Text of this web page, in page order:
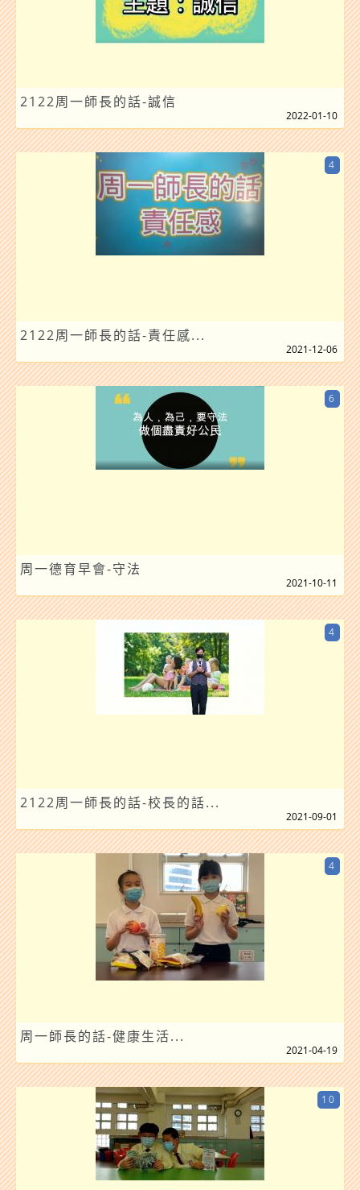
2122周一師長的話-誠信
2022-01-10
2122周一師長的話-責任感...
4
2021-12-06
周一德育早會-守法
6
2021-10-11
2122周一師長的話-校長的話...
4
2021-09-01
周一師長的話-健康生活...
4
2021-04-19
10